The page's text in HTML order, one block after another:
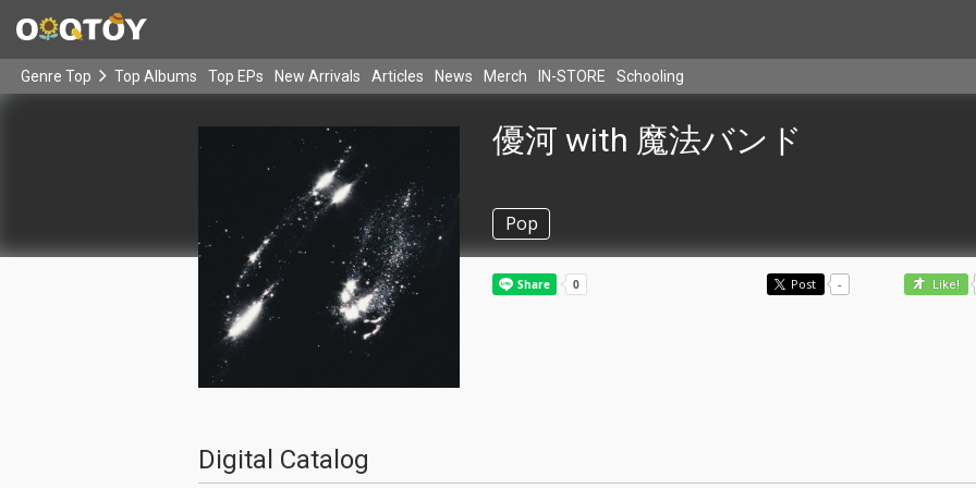
Genre Top Top Albums Top EPs New Arrivals Articles News Merch IN-STORE Schooling
優河 with 魔法バンド
Pop
Post - Like!
Digital Catalog